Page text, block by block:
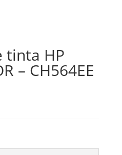
tinta HP
– CH564EE